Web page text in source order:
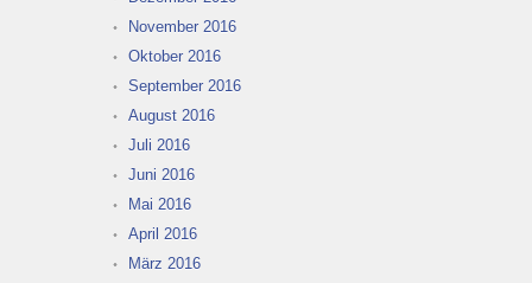
November 2016
Oktober 2016
September 2016
August 2016
Juli 2016
Juni 2016
Mai 2016
April 2016
März 2016